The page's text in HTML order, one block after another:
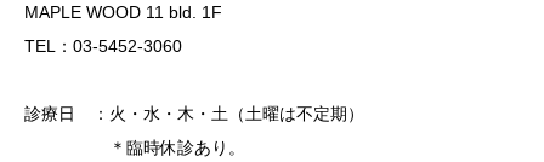
MAPLE WOOD 11 bld. 1F
TEL：03-5452-3060
診療日 ：火・水・木・土（土曜は不定期）
＊臨時休診あり。